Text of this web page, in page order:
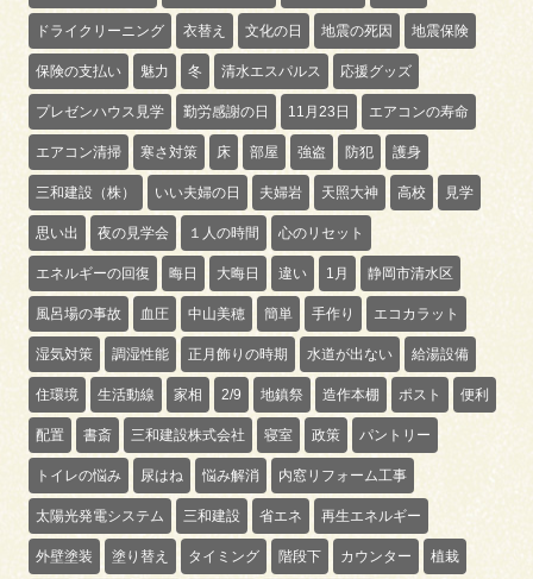
ドライクリーニング 衣替え 文化の日 地震の死因 地震保険
保険の支払い 魅力 冬 清水エスパルス 応援グッズ
プレゼンハウス見学 勤労感謝の日 11月23日 エアコンの寿命
エアコン清掃 寒さ対策 床 部屋 強盗 防犯 護身
三和建設（株） いい夫婦の日 夫婦岩 天照大神 高校 見学
思い出 夜の見学会 １人の時間 心のリセット
エネルギーの回復 晦日 大晦日 違い 1月 静岡市清水区
風呂場の事故 血圧 中山美穂 簡単 手作り エコカラット
湿気対策 調湿性能 正月飾りの時期 水道が出ない 給湯設備
住環境 生活動線 家相 2/9 地鎮祭 造作本棚 ポスト 便利
配置 書斎 三和建設株式会社 寝室 政策 パントリー
トイレの悩み 尿はね 悩み解消 内窓リフォーム工事
太陽光発電システム 三和建設 省エネ 再生エネルギー
外壁塗装 塗り替え タイミング 階段下 カウンター 植栽